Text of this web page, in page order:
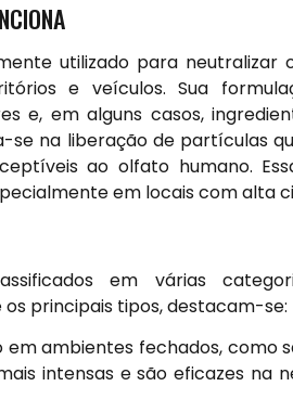
utilizado para neutralizar
e veículos. Sua
e, em alguns casos,
na liberação de partículas
ao olfato humano.
em locais com alta
em várias
principais tipos, destacam-se:
ambientes fechados, como
intensas e são eficazes na